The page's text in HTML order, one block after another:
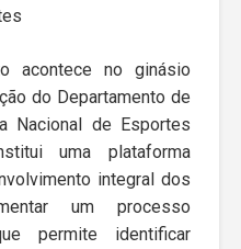
acontece no ginásio
do Departamento de
Nacional de Esportes
uma plataforma
integral dos
um processo
permite identificar